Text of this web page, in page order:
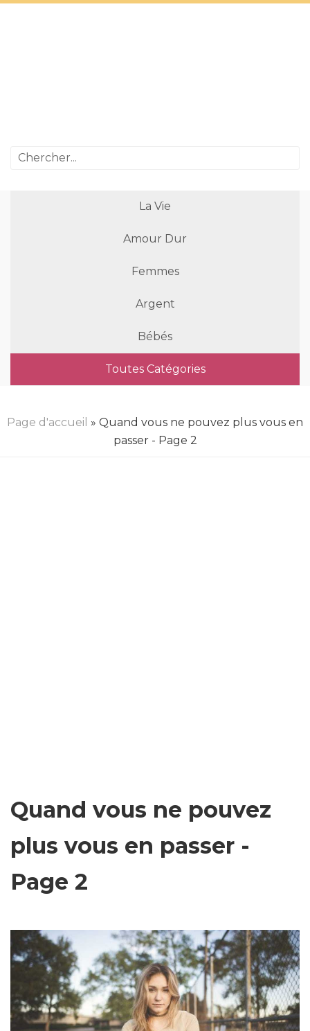
La Vie
Amour Dur
Femmes
Argent
Bébés
Toutes Catégories
Page d'accueil » Quand vous ne pouvez plus vous en
passer - Page 2
Quand vous ne pouvez
plus vous en passer -
Page 2